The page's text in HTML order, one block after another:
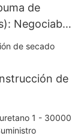
de
Negociable
de